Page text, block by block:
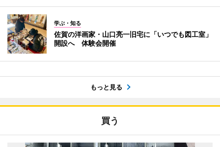
学ぶ・知る
佐賀の洋画家・山口亮一旧宅に「いつでも図工室」
開設へ 体験会開催
もっと見る
買う